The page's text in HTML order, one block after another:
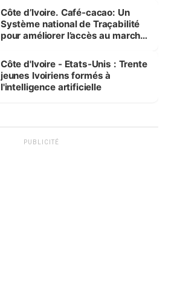
Côte d’Ivoire. Café-cacao: Un
Système national de Traçabilité
pour améliorer l’accès au marché
Côte d'Ivoire - Etats-Unis : Trente
jeunes Ivoiriens formés à
l'intelligence artificielle
PUBLICITÉ